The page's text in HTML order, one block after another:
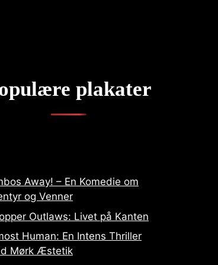
plakater
Away! – En Komedie om
og Venner
Outlaws: Livet på Kanten
Human: En Intens Thriller
Mørk Æstetik